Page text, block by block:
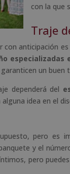
con la que
Traje
anticipación
especializadas
un
dependerá del
idea en el
pero es
y el
pero